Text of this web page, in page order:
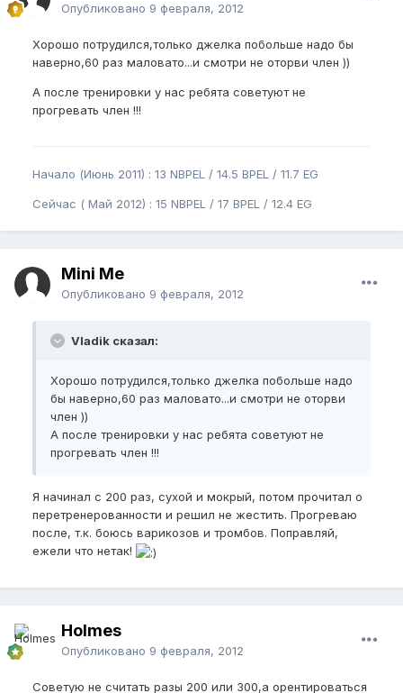
Опубликовано 9 февраля, 2012
Хорошо потрудился,только джелка побольше надо бы
наверно,60 раз маловато...и смотри не оторви член ))
А после тренировки у нас ребята советуют не
прогревать член !!!
Начало (Июнь 2011) : 13 NBPEL / 14.5 BPEL / 11.7 EG
Сейчас ( Май 2012) : 15 NBPEL / 17 BPEL / 12.4 EG
Mini Me
Опубликовано 9 февраля, 2012
Vladik сказал:
Хорошо потрудился,только джелка побольше надо
бы наверно,60 раз маловато...и смотри не оторви
член ))
А после тренировки у нас ребята советуют не
прогревать член !!!
Я начинал с 200 раз, сухой и мокрый, потом прочитал о
перетренерованности и решил не жестить. Прогреваю
после, т.к. боюсь варикозов и тромбов. Поправляй,
ежели что нетак!
Holmes
Опубликовано 9 февраля, 2012
Советую не считать разы 200 или 300,а орентироваться